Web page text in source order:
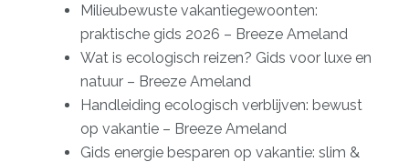
Milieubewuste vakantiegewoonten:
praktische gids 2026 – Breeze Ameland
Wat is ecologisch reizen? Gids voor luxe en
natuur – Breeze Ameland
Handleiding ecologisch verblijven: bewust
op vakantie – Breeze Ameland
Gids energie besparen op vakantie: slim &